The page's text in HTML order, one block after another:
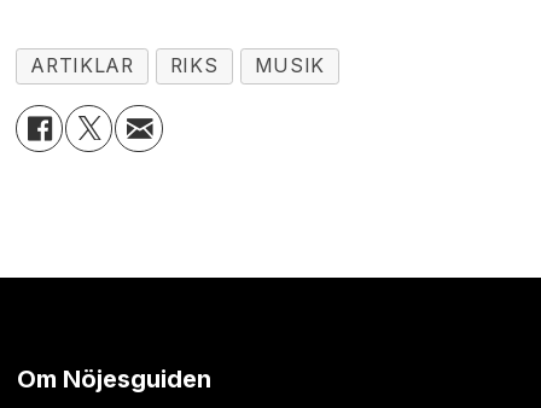
ARTIKLAR RIKS MUSIK
Om Nöjesguiden